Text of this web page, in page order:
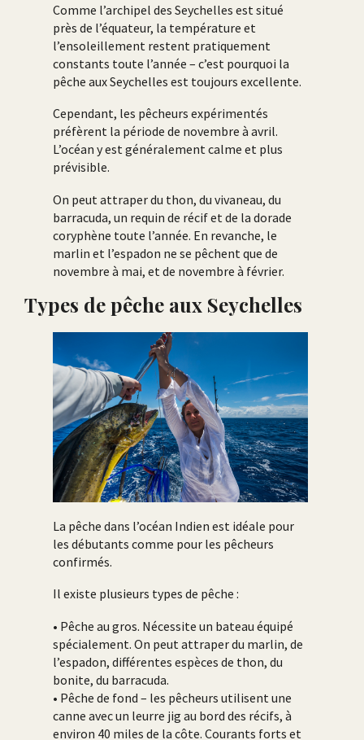
Comme l’archipel des Seychelles est situé
près de l’équateur, la température et
l’ensoleillement restent pratiquement
constants toute l’année – c’est pourquoi la
pêche aux Seychelles est toujours excellente.
Cependant, les pêcheurs expérimentés
préfèrent la période de novembre à avril.
L’océan y est généralement calme et plus
prévisible.
On peut attraper du thon, du vivaneau, du
barracuda, un requin de récif et de la dorade
coryphène toute l’année. En revanche, le
marlin et l’espadon ne se pêchent que de
novembre à mai, et de novembre à février.
Types de pêche aux Seychelles
La pêche dans l’océan Indien est idéale pour
les débutants comme pour les pêcheurs
confirmés.
Il existe plusieurs types de pêche :
• Pêche au gros. Nécessite un bateau équipé
spécialement. On peut attraper du marlin, de
l’espadon, différentes espèces de thon, du
bonite, du barracuda.
• Pêche de fond – les pêcheurs utilisent une
canne avec un leurre jig au bord des récifs, à
environ 40 miles de la côte. Courants forts et